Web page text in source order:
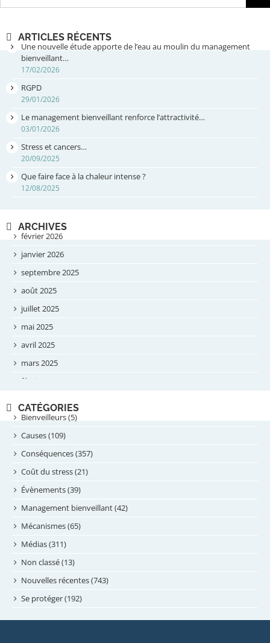
ARTICLES RÉCENTS
Une nouvelle étude apporte de l’eau au moulin du management
bienveillant…
17/02/2026
RGPD
29/01/2026
Le management bienveillant renforce l’attractivité…
03/01/2026
Stress et cancers…
20/09/2025
Que faire face à la chaleur intense ?
12/08/2025
ARCHIVES
février 2026
janvier 2026
septembre 2025
août 2025
juillet 2025
mai 2025
avril 2025
mars 2025
février 2025
septembre 2024
août 2024
juillet 2024
juin 2024
mai 2024
avril 2024
février 2024
janvier 2024
novembre 2023
octobre 2023
septembre 2023
CATÉGORIES
Bienveilleurs (5)
Causes (109)
Conséquences (357)
Coût du stress (21)
Évènements (39)
Management bienveillant (42)
Mécanismes (65)
Médias (311)
Non classé (13)
Nouvelles récentes (743)
Se protéger (192)